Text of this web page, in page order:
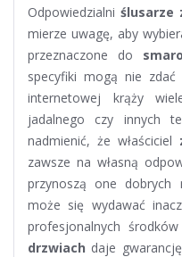
Odpowiedzialni ślusarze
mierze uwagę, aby
przeznaczone do
specyfiki mogą nie
internetowej krąży
jadalnego czy innych
nadmienić, że właściciel
zawsze na własną
przynoszą one dobrych
może się wydawać
profesjonalnych
drzwiach daje